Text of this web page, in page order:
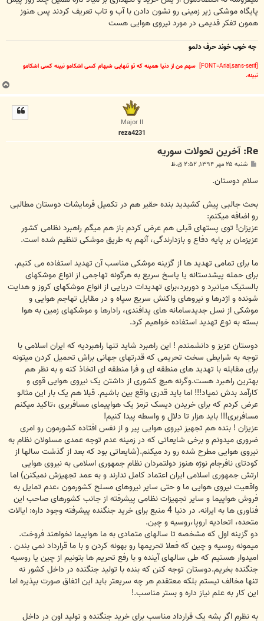
پایگاه موشکی زیر زمینی رو نشون دادن با آب و تاب تعریف کردند پس هنوز
همون تفکر قدیمی در مورد نیروی هوایی هست
چه خوب خوند حرف دلمو
سهم من از دنیا همینه که تو تنهایی شبهام کسی اشکامو نبینه کسی اشکامو
نبینه.
ب
ا
Major II
reza4231
Re: آخرين تحولات سوريه
پ
ت
شنبه ۲۵ مهر ۱۳۹۴, ۲:۵۲ ق.ظ
سلام دوستان.
بحث جالبی پیش کشیدید بنده حقیر هم در تکمیل فرمایشات دوستان مطالبی
رو اضافه میکنم:
عزیزان! توی پستهای قبلی هم عرض کردم باز هم میگم راهبرد نظامی کشور
عزیزمان بر پایه دفاع و بازدارندگی، آنهم به طریق موشکی تنظیم شده است.
ما برای تمامی تهدید ها از گزینه موشکی مناسب آن تهدید استفاده می کنیم.
برای حمله پیشدستانه یا پاسخ سریع به هرگونه تهاجمی از انواع موشکهای
بالستیک میانبرد و دوربرد،برای تهدیدات دریایی از انواع موشکهای کروز و هدایت
شونده و اژدرها و نیروهای واکنش سریع سپاه و در مقابل تهاجم هوایی و
موشکی از نسل جدیدسامانه های پدافندی، رادارها و موشکهای زمین به هوا
بسته به نوع تهدید استفاده خواهیم کرد.
دوستان عزیز و دانشمندم ! این راهبرد شاید تنها راهبردیه که ایران اسلامی با
توجه به شرایطی سخت تحریمی که قدرتهای جهانی براش تحمیل کردن میتونه
برای مقابله با تهدید های منطقه ای و فرا منطقه ای اتخاذ کنه و به نظر هم
بهترین راهبرد هست.وگرنه هیچ کشوری از داشتن یک نیروی هوایی قوی و
کارآمد بدش نمیاد!!! اما باید قدری واقع بین باشیم. قبلا هم یک بار این مثالو
عرض کردم که برای خریدن دیسک ترمز یک هواپیمای مسافربری ،تاکید میکنم
مسافربری!!! باید هزار تا دلال و واسطه پیدا کنیم!
عزیزان ! بنده هم تجهیز نیروی هوایی پیر و از نفس افتاده کشورمون رو امری
ضروری میدونم و برخی شایعاتی که در زمینه عدم توجه عمدی مسئولان نظام به
نیروی هوایی مطرح شده رو رد میکنم.(شایعاتی بود که بعد از گذشت سالها از
کودتای نافرجام نوژه هنوز دولتمردان نظام جمهوری اسلامی به نیروی هوایی
ارتش جمهوری اسلامی ایران اعتماد کامل ندارند و به عمد تجهیزش نمیکنن) اما
واقعیت نیروی هوایی ما و حتی سایر نیروهای مسلح کشورمون ،عدم تمایل به
فروش هواپیما و سایر تجهیزات نظامی پیشرفته از جانب کشورهای صاحب این
فناوری ها به ایرانه. در دنیا 4 منبع برای خرید جنگنده پیشرفته وجود داره: ایالات
متحده، اتحادیه اروپا،روسیه و چین.
دو گزینه اول که مشخصه تا سالهای متمادی به ما هواپیما نخواهند فروخت.
میمونه روسیه و چین که فعلا تحریمها رو بهونه کردن و با ما قرارداد نمی بندن .
امیدوار هستیم که طی سالهای آینده و با رفع تحریم ها بتونیم از چین یا روسیه
جنگنده بخریم.دوستان توجه کنن که بنده با تولید جنگنده در داخل کشور نه
تنها مخالف نیستم بلکه معتقدم هر چه سریعتر باید این اتفاق صورت بپذیره اما
این کار به علم نیاز داره و بستر مناسب.!
به نظرم اگر بشه یک قرارداد مناسب برای خرید جنگنده و تولید اون در داخل